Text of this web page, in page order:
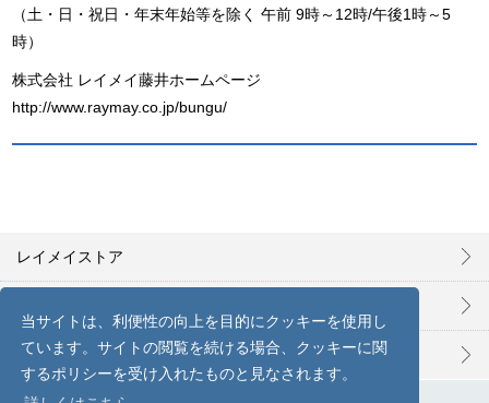
当サイトは、利便性の向上を目的にクッキーを使用し
ています。サイトの閲覧を続ける場合、クッキーに関
するポリシーを受け入れたものと見なされます。
（土・日・祝日・年末年始等を除く 午前 9時～12時/午後1時～5
時）
株式会社 レイメイ藤井ホームページ
http://www.raymay.co.jp/bungu/
レイメイストア
プライバシーポリシー